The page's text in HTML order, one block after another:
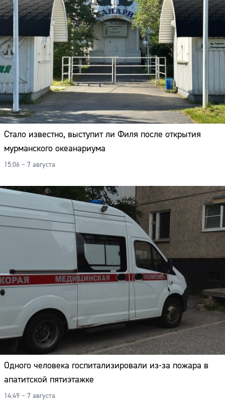
Стало известно, выступит ли Филя после открытия
мурманского океанариума
15:06 – 7 августа
Одного человека госпитализировали из-за пожара в
апатитской пятиэтажке
14:49 – 7 августа